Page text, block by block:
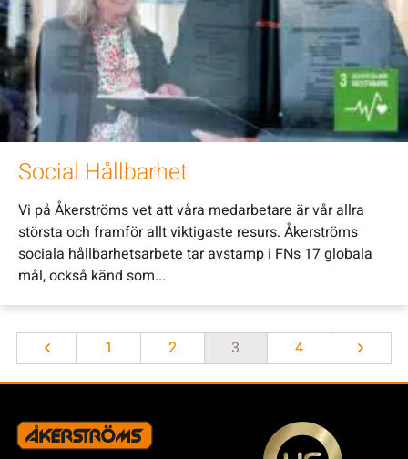
Social Hållbarhet
Vi på Åkerströms vet att våra medarbetare är vår allra
största och framför allt viktigaste resurs. Åkerströms
sociala hållbarhetsarbete tar avstamp i FNs 17 globala
mål, också känd som...
1 2 3 4